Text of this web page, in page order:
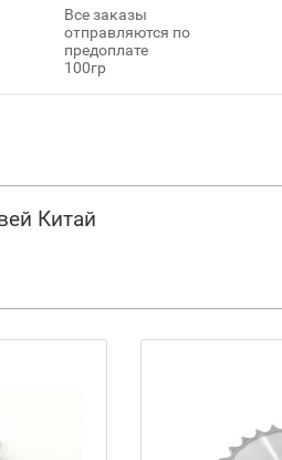
Все заказы
отправляются по
предоплате
100гр
Китай